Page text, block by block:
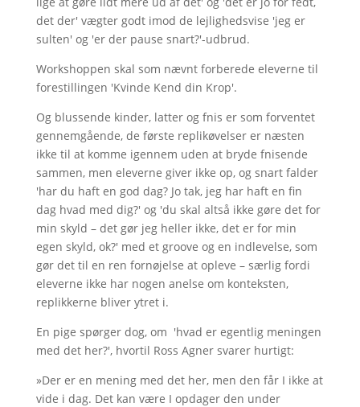
det der' vægter godt imod de lejlighedsvise 'jeg er
sulten' og 'er der pause snart?'-udbrud.
Workshoppen skal som nævnt forberede eleverne til
forestillingen 'Kvinde Kend din Krop'.
Og blussende kinder, latter og fnis er som forventet
gennemgående, de første replikøvelser er næsten
ikke til at komme igennem uden at bryde fnisende
sammen, men eleverne giver ikke op, og snart falder
'har du haft en god dag? Jo tak, jeg har haft en fin
dag hvad med dig?' og 'du skal altså ikke gøre det for
min skyld – det gør jeg heller ikke, det er for min
egen skyld, ok?' med et groove og en indlevelse, som
gør det til en ren fornøjelse at opleve – særlig fordi
eleverne ikke har nogen anelse om konteksten,
replikkerne bliver ytret i.
En pige spørger dog, om 'hvad er egentlig meningen
med det her?', hvortil Ross Agner svarer hurtigt:
»Der er en mening med det her, men den får I ikke at
vide i dag. Det kan være I opdager den under